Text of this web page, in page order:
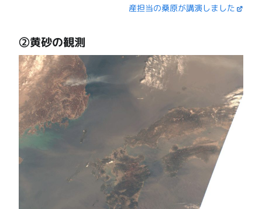
産担当の桑原が講演しました
②黄砂の観測